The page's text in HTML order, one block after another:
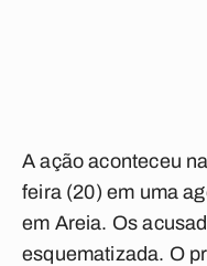
A ação aconteceu
feira (20) em uma
em Areia. Os
esquematizada. O